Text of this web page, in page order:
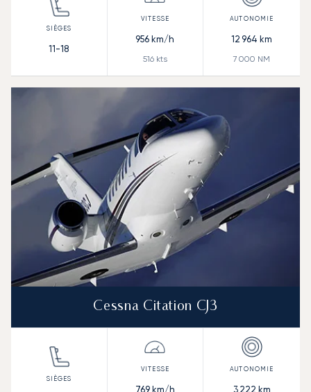
11-18
956 km/h
516kts
12 964 km
7 000 NM
Cessna Citation CJ3
769km/h 3 222 km